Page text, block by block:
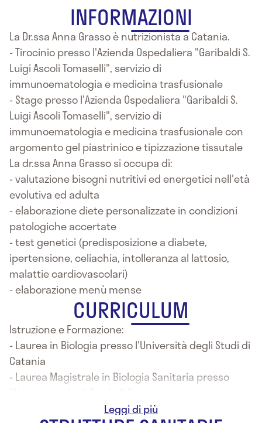
INFORMAZIONI
La Dr.ssa Anna Grasso è nutrizionista a Catania.
- Tirocinio presso l'Azienda Ospedaliera "Garibaldi S.
Luigi Ascoli Tomaselli", servizio di
immunoematologia e medicina trasfusionale
- Stage presso l'Azienda Ospedaliera "Garibaldi S.
Luigi Ascoli Tomaselli", servizio di
immunoematologia e medicina trasfusionale con
argomento gel piastrinico e tipizzazione tissutale
La dr.ssa Anna Grasso si occupa di:
- valutazione bisogni nutritivi ed energetici nell'età
evolutiva ed adulta
- elaborazione diete personalizzate in condizioni
patologiche accertate
- test genetici (predisposizione a diabete,
ipertensione, celiachia, intolleranza al lattosio,
malattie cardiovascolari)
- elaborazione menù mense
CURRICULUM
Istruzione e Formazione:
- Laurea in Biologia presso l'Università degli Studi di
Catania
- Laurea Magistrale in Biologia Sanitaria presso
- Corsi di formazione teorico-pratico: prelievi